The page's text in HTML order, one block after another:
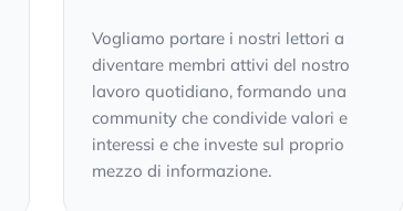
Vogliamo portare i nostri lettori a
diventare membri attivi del nostro
lavoro quotidiano, formando una
community che condivide valori e
interessi e che investe sul proprio
mezzo di informazione.